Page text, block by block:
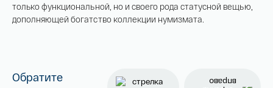
только функциональной, но и своего рода статусной вещью,
дополняющей богатство коллекции нумизмата.
Обратите